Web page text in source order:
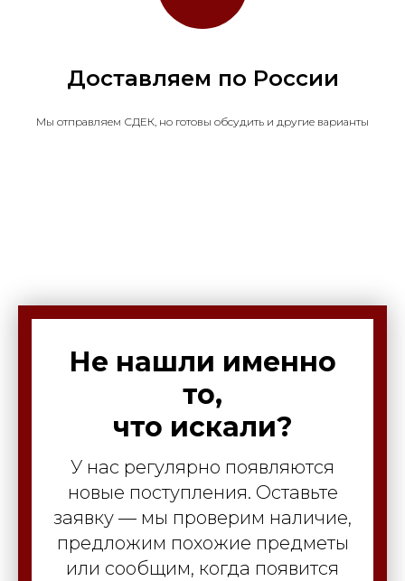
Доставляем по России
Мы отправляем СДЕК, но готовы обсудить и другие варианты
Не нашли именно
то,
что искали?
У нас регулярно появляются
новые поступления. Оставьте
заявку — мы проверим наличие,
предложим похожие предметы
или сообщим, когда появится